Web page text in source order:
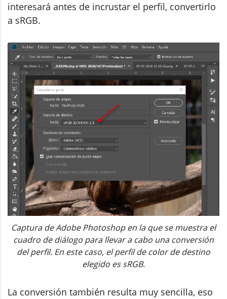
interesará antes de incrustar el perfil, convertirlo
a sRGB.
Captura de Adobe Photoshop en la que se muestra el
cuadro de diálogo para llevar a cabo una conversión
del perfil. En este caso, el perfil de color de destino
elegido es sRGB.
La conversión también resulta muy sencilla, eso